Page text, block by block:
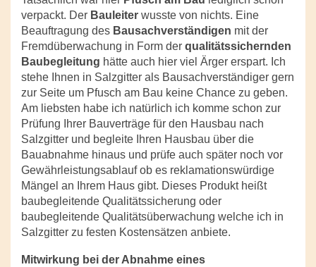
verpackt. Der Bauleiter wusste von nichts. Eine
Beauftragung des Bausachverständigen mit der
Fremdüberwachung in Form der qualitätssichernden
Baubegleitung hätte auch hier viel Ärger erspart. Ich
stehe Ihnen in Salzgitter als Bausachverständiger gern
zur Seite um Pfusch am Bau keine Chance zu geben.
Am liebsten habe ich natürlich ich komme schon zur
Prüfung Ihrer Bauverträge für den Hausbau nach
Salzgitter und begleite Ihren Hausbau über die
Bauabnahme hinaus und prüfe auch später noch vor
Gewährleistungsablauf ob es reklamationswürdige
Mängel an Ihrem Haus gibt. Dieses Produkt heißt
baubegleitende Qualitätssicherung oder
baubegleitende Qualitätsüberwachung welche ich in
Salzgitter zu festen Kostensätzen anbiete.
Mitwirkung bei der Abnahme eines